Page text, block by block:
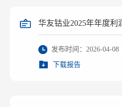
华友钴业2025年年度利
发布时间：2026-04-08
下载报告